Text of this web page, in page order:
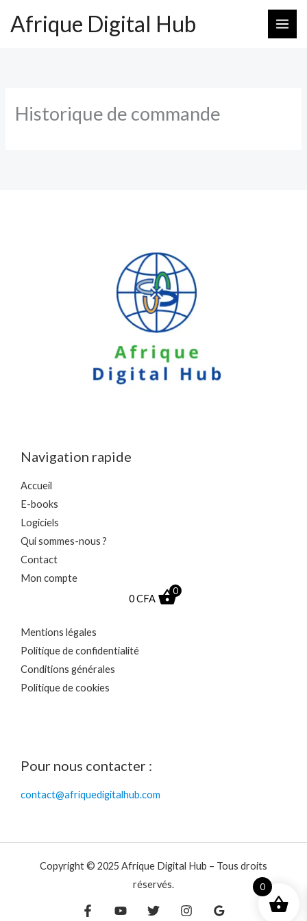
Afrique Digital Hub
Historique de commande
Navigation rapide
Accueil
E-books
Logiciels
Qui sommes-nous ?
Contact
Mon compte
0CFA
0
Mentions légales
Politique de confidentialité
Conditions générales
Politique de cookies
Pour nous contacter :
contact@afriquedigitalhub.com
Copyright © 2025 Afrique Digital Hub – Tous droits
réservés.
0